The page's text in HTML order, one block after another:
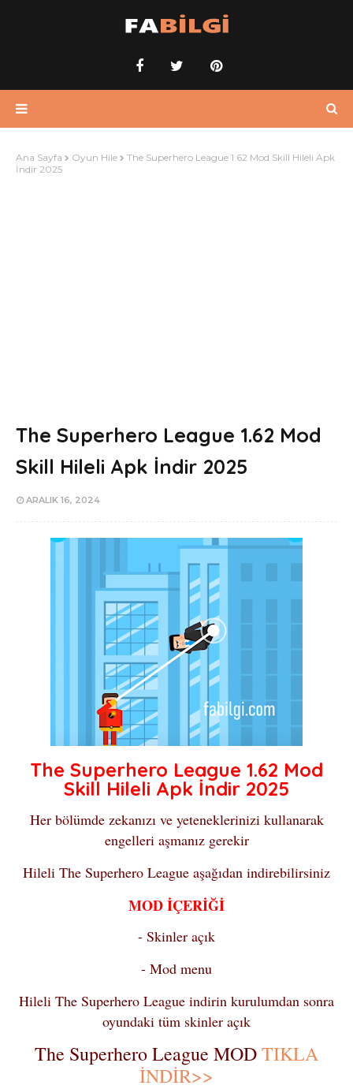
Ana Sayfa Oyun Hile
The Superhero League 1.62 Mod Skill Hileli Apk
İndir 2025
The Superhero League 1.62 Mod
Skill Hileli Apk İndir 2025
ARALIK 16, 2024
The Superhero League 1.62 Mod
Skill Hileli Apk İndir 2025
Her bölümde zekanızı ve yeteneklerinizi kullanarak
engelleri aşmanız gerekir
Hileli The Superhero League aşağıdan indirebilirsiniz
MOD İÇERİĞİ
- Skinler açık
- Mod menu
Hileli The Superhero League indirin kurulumdan sonra
oyundaki tüm skinler açık
The Superhero League MODTIKLA
İNDİR>>